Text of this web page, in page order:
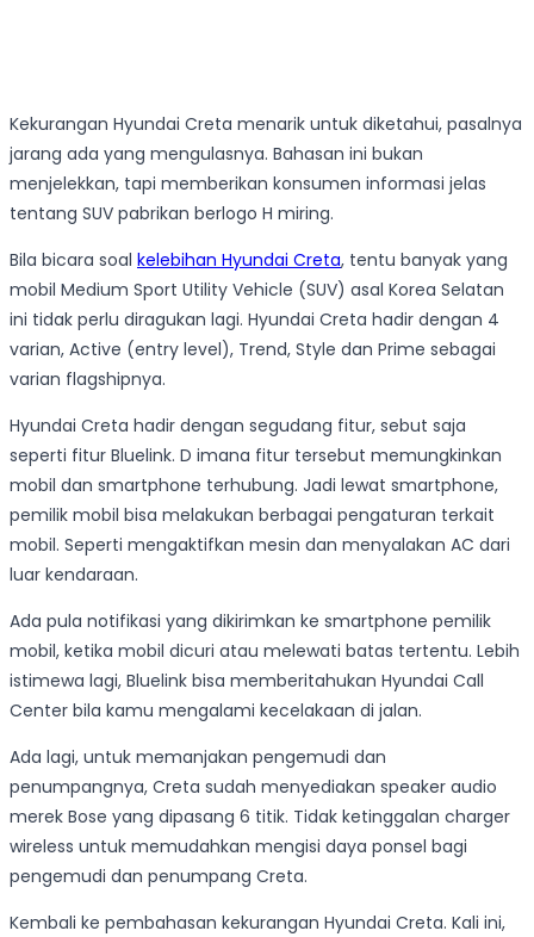
Kekurangan Hyundai Creta menarik untuk diketahui, pasalnya
jarang ada yang mengulasnya. Bahasan ini bukan
menjelekkan, tapi memberikan konsumen informasi jelas
tentang SUV pabrikan berlogo H miring.
Bila bicara soal kelebihan Hyundai Creta, tentu banyak yang
mobil Medium Sport Utility Vehicle (SUV) asal Korea Selatan
ini tidak perlu diragukan lagi. Hyundai Creta hadir dengan 4
varian, Active (entry level), Trend, Style dan Prime sebagai
varian flagshipnya.
Hyundai Creta hadir dengan segudang fitur, sebut saja
seperti fitur Bluelink. D imana fitur tersebut memungkinkan
mobil dan smartphone terhubung. Jadi lewat smartphone,
pemilik mobil bisa melakukan berbagai pengaturan terkait
mobil. Seperti mengaktifkan mesin dan menyalakan AC dari
luar kendaraan.
Ada pula notifikasi yang dikirimkan ke smartphone pemilik
mobil, ketika mobil dicuri atau melewati batas tertentu. Lebih
istimewa lagi, Bluelink bisa memberitahukan Hyundai Call
Center bila kamu mengalami kecelakaan di jalan.
Ada lagi, untuk memanjakan pengemudi dan
penumpangnya, Creta sudah menyediakan speaker audio
merek Bose yang dipasang 6 titik. Tidak ketinggalan charger
wireless untuk memudahkan mengisi daya ponsel bagi
pengemudi dan penumpang Creta.
Kembali ke pembahasan kekurangan Hyundai Creta. Kali ini,